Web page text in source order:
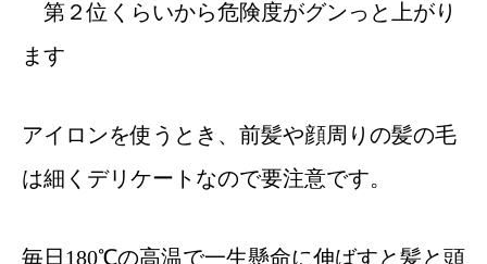
第２位くらいから危険度がグンっと上がり
ます
アイロンを使うとき、前髪や顔周りの髪の毛
は細くデリケートなので要注意です。
毎日180℃の高温で一生懸命に伸ばすと髪と頭